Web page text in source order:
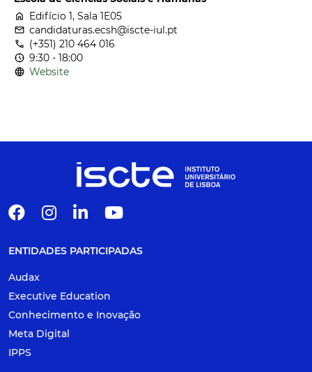
home Edifício 1, Sala 1E05
email candidaturas.ecsh@iscte-iul.pt
call (+351) 210 464 016
nest_clock_farsight_analog 9:30 - 18:00
language Website
ENTIDADES PARTICIPADAS
Audax
Executive Education
Conhecimento e Inovação
Meta Digital
IPPS